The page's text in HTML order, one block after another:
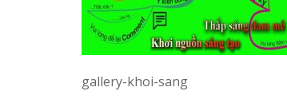
gallery-khoi-sang